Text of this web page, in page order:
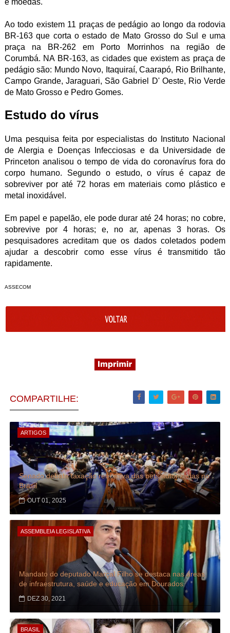
e moedas.
Ao todo existem 11 praças de pedágio ao longo da rodovia
BR-163 que corta o estado de Mato Grosso do Sul e uma
praça na BR-262 em Porto Morrinhos na região de
Corumbá. NA BR-163, as cidades que existem as praça de
pedágio são: Mundo Novo, Itaquiraí, Caarapó, Rio Brilhante,
Campo Grande, Jaraguari, São Gabriel D' Oeste, Rio Verde
de Mato Grosso e Pedro Gomes.
Estudo do vírus
Uma pesquisa feita por especialistas do Instituto Nacional
de Alergia e Doenças Infecciosas e da Universidade de
Princeton analisou o tempo de vida do coronavírus fora do
corpo humano. Segundo o estudo, o vírus é capaz de
sobreviver por até 72 horas em materiais como plástico e
metal inoxidável.
Em papel e papelão, ele pode durar até 24 horas; no cobre,
sobrevive por 4 horas; e, no ar, apenas 3 horas. Os
pesquisadores acreditam que os dados coletados podem
ajudar a descobrir como esse vírus é transmitido tão
rapidamente.
ASSECOM
COMPARTILHE:
ARTIGOS
Senado debate taxação retroativa das bets autorizadas no
Brasil
OUT 01, 2025
ASSEMBLEIA LEGISLATIVA
Mandato do deputado Marçal Filho se destaca nas áreas
de infraestrutura, saúde e educação em Dourados
DEZ 30, 2021
BRASIL